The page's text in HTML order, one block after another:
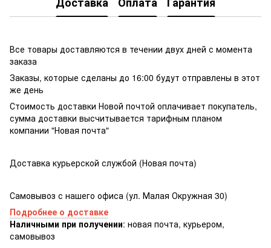
Все товары доставляются в течении двух дней с момента
заказа
Заказы, которые сделаны до 16:00 будут отправлены в этот
же день
Стоимость доставки Новой почтой оплачивает покупатель,
сумма доставки высчитывается тарифным планом
компании "Новая почта"
Доставка курьерской службой (Новая почта)
Самовывоз с нашего офиса (ул. Малая Окружная 30)
Подробнее о доставке
Наличными при получении: новая почта, курьером,
самовывоз